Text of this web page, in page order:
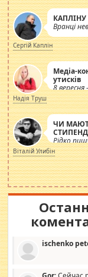
Вранці
Сергій Каплін
Медіа-
утисків
8
Надія Труш
ЧИ
Рідко
просто
навколо
Віталій Улибін
ischenko